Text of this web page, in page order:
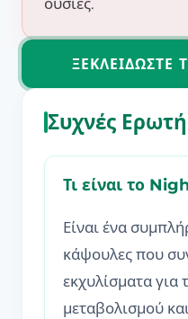
ουσίες.
Συχνές
Τι είναι το
Είναι ένα
κάψουλες που
εκχυλίσματα για
μεταβολισμού